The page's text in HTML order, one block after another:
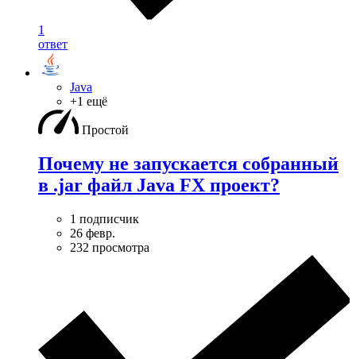
1
ответ
Java
+1 ещё
Простой
Почему не запускается собранный
в .jar файл Java FX проект?
1 подписчик
26 февр.
232 просмотра